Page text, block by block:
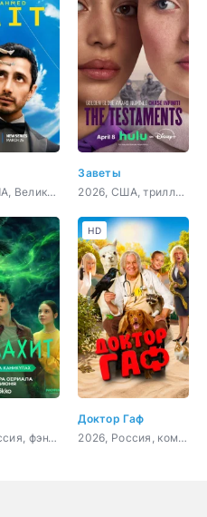
2026, США, Великобритания, фантастика, драма, комедия
Заветы
2026, США, триллер, драма
2026, Россия, фэнтези, приключения, семейный
Доктор Гаф
2026, Россия, комедия, фэнтези, семейный
HD